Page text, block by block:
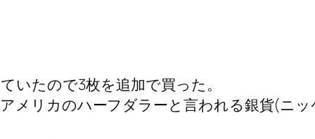
いたので3枚を追加で買った。
メリカのハーフダラーと言われる銀貨(ニ